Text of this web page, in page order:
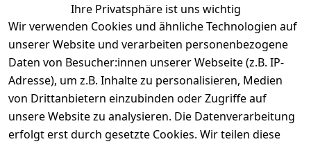
Ihre Privatsphäre ist uns wichtig
Wir verwenden Cookies und ähnliche Technologien auf
unserer Website und verarbeiten personenbezogene
Daten von Besucher:innen unserer Webseite (z.B. IP-
Adresse), um z.B. Inhalte zu personalisieren, Medien
von Drittanbietern einzubinden oder Zugriffe auf
unsere Website zu analysieren. Die Datenverarbeitung
erfolgt erst durch gesetzte Cookies. Wir teilen diese